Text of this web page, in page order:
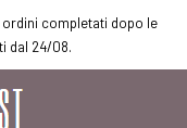
ordini completati dopo le
dal 24/08.